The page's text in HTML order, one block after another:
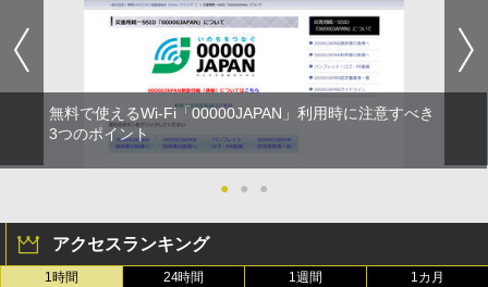
無料で使えるWi-Fi「00000JAPAN」利用時に注意すべき
3つのポイント
● ● ●
アクセスランキング
1時間 24時間 1週間 1カ月